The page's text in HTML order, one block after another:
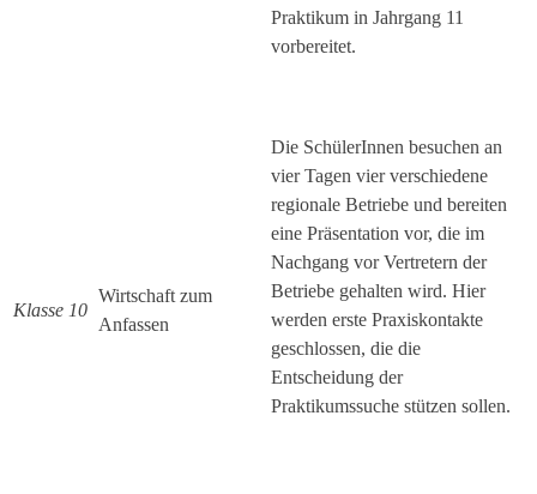
Praktikum in Jahrgang 11
vorbereitet.
Klasse 10
Wirtschaft zum
Anfassen
Die SchülerInnen besuchen an
vier Tagen vier verschiedene
regionale Betriebe und bereiten
eine Präsentation vor, die im
Nachgang vor Vertretern der
Betriebe gehalten wird. Hier
werden erste Praxiskontakte
geschlossen, die die
Entscheidung der
Praktikumssuche stützen sollen.